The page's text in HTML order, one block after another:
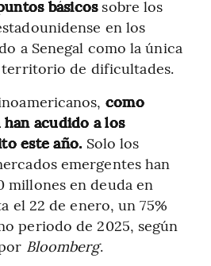
básicossobre los
en los
a Senegal como la única
de dificultades.
como
acudido a los
este año. Solo los
emergentes han
millones en deuda en
el 22 de enero, un 75%
periodo de 2025, según
Bloomberg.